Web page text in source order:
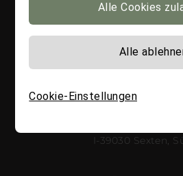
I-39030 Sexten,
Cookie-Einstellungen
Alle Cookies
Alle